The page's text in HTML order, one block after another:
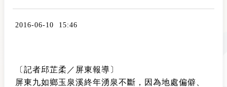
2016-06-10 15:46
〔記者邱芷柔／屏東報導〕
屏東九如鄉玉泉溪終年湧泉不斷，因為地處偏僻、